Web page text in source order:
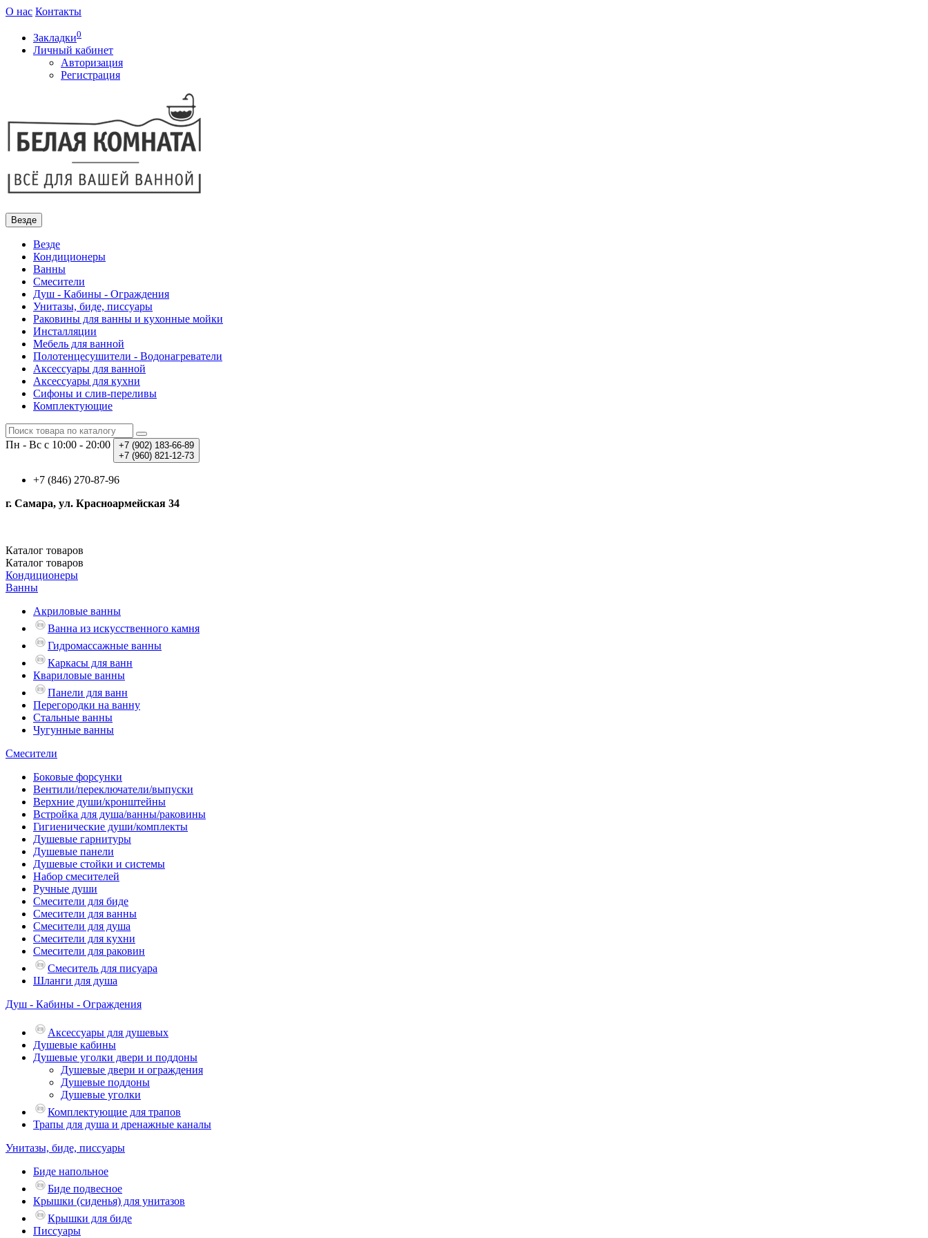
О нас Контакты
Закладки0
Личный кабинет
Авторизация
Регистрация
Везде
Везде
Кондиционеры
Ванны
Смесители
Душ - Кабины - Ограждения
Унитазы, биде, писсуары
Раковины для ванны и кухонные мойки
Инсталляции
Мебель для ванной
Полотенцесушители - Водонагреватели
Аксессуары для ванной
Аксессуары для кухни
Сифоны и слив-переливы
Комплектующие
Пн - Вс с 10:00 - 20:00 +7 (902) 183-66-89
+7 (960) 821-12-73
+7 (846) 270-87-96
г. Самара, ул. Красноармейская 34
Каталог товаров
Каталог товаров
Кондиционеры
Ванны
Акриловые ванны
Ванна из искусственного камня
Гидромассажные ванны
Каркасы для ванн
Квариловые ванны
Панели для ванн
Перегородки на ванну
Стальные ванны
Чугунные ванны
Смесители
Боковые форсунки
Вентили/переключатели/выпуски
Верхние души/кронштейны
Встройка для душа/ванны/раковины
Гигиенические души/комплекты
Душевые гарнитуры
Душевые панели
Душевые стойки и системы
Набор смесителей
Ручные души
Смесители для биде
Смесители для ванны
Смесители для душа
Смесители для кухни
Смесители для раковин
Смеситель для писуара
Шланги для душа
Душ - Кабины - Ограждения
Аксессуары для душевых
Душевые кабины
Душевые уголки двери и поддоны
Душевые двери и ограждения
Душевые поддоны
Душевые уголки
Комплектующие для трапов
Трапы для душа и дренажные каналы
Унитазы, биде, писсуары
Биде напольное
Биде подвесное
Крышки (сиденья) для унитазов
Крышки для биде
Писсуары